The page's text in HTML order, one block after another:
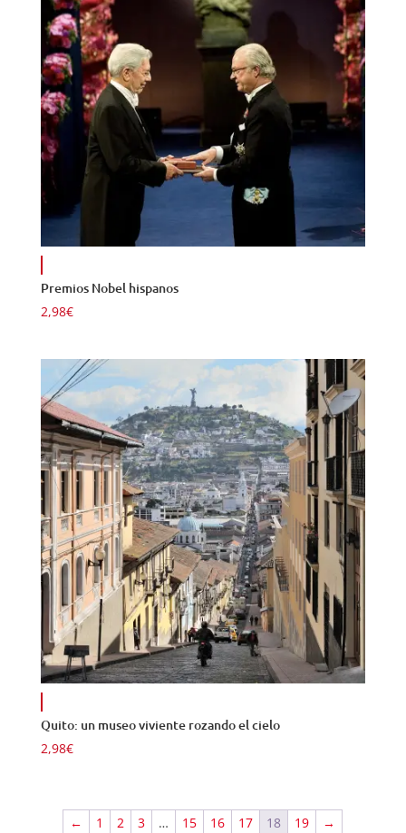
Premios Nobel hispanos
2,98€
Quito: un museo viviente rozando el cielo
2,98€
← 1 2 3 … 15 16 17 18 19 →